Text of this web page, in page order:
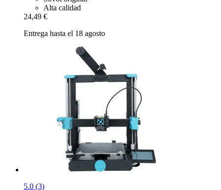
Alta calidad
24,49 €
Entrega hasta el 18 agosto
5.0 (3)